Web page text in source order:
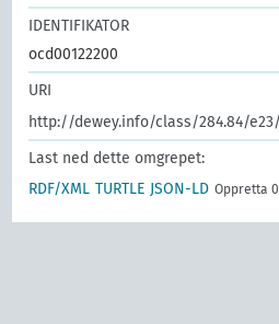
IDENTIFIKATOR
ocd00122200
URI
http://dewey.info/class/284.84/e23/
Last ned dette omgrepet:
RDF/XML TURTLE JSON-LD Oppretta